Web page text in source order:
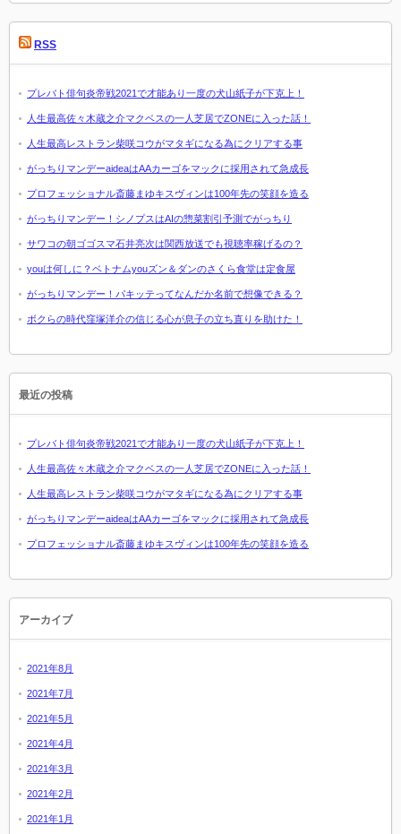
RSS
プレバト俳句炎帝戦2021で才能あり一度の犬山紙子が下克上！
人生最高佐々木蔵之介マクベスの一人芝居でZONEに入った話！
人生最高レストラン柴咲コウがマタギになる為にクリアする事
がっちりマンデーaideaはAAカーゴをマックに採用されて急成長
プロフェッショナル斎藤まゆキスヴィンは100年先の笑顔を造る
がっちりマンデー！シノプスはAIの惣菜割引予測でがっちり
サワコの朝ゴゴスマ石井亮次は関西放送でも視聴率稼げるの？
youは何しに？ベトナムyouズン＆ダンのさくら食堂は定食屋
がっちりマンデー！パキッテってなんだか名前で想像できる？
ボクらの時代窪塚洋介の信じる心が息子の立ち直りを助けた！
最近の投稿
プレバト俳句炎帝戦2021で才能あり一度の犬山紙子が下克上！
人生最高佐々木蔵之介マクベスの一人芝居でZONEに入った話！
人生最高レストラン柴咲コウがマタギになる為にクリアする事
がっちりマンデーaideaはAAカーゴをマックに採用されて急成長
プロフェッショナル斎藤まゆキスヴィンは100年先の笑顔を造る
アーカイブ
2021年8月
2021年7月
2021年5月
2021年4月
2021年3月
2021年2月
2021年1月